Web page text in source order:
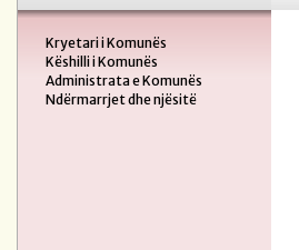
Kryetari i Komunës
Këshilli i Komunës
Administrata e Komunës
Ndërmarrjet dhe njësitë